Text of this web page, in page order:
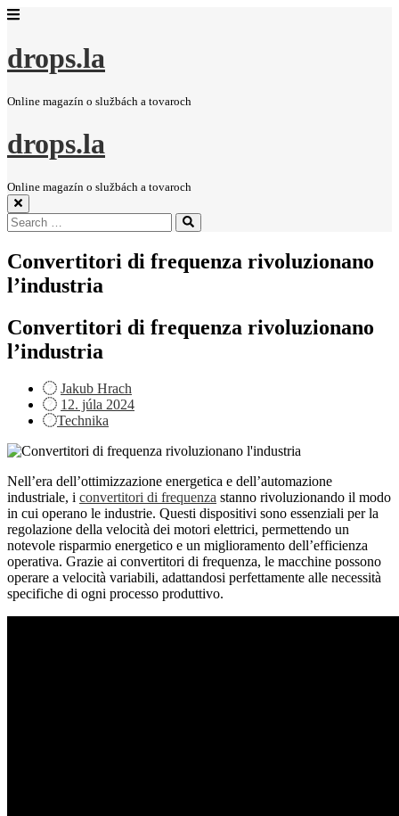
drops.la
Online magazín o službách a tovaroch
drops.la
Online magazín o službách a tovaroch
Search
for:
Search
Convertitori di frequenza rivoluzionano
l’industria
Convertitori di frequenza rivoluzionano
l’industria
Jakub Hrach
Posted
on
12. júla 2024
Technika
Nell’era dell’ottimizzazione energetica e dell’automazione
industriale, i convertitori di frequenza stanno rivoluzionando il modo
in cui operano le industrie. Questi dispositivi sono essenziali per la
regolazione della velocità dei motori elettrici, permettendo un
notevole risparmio energetico e un miglioramento dell’efficienza
operativa. Grazie ai convertitori di frequenza, le macchine possono
operare a velocità variabili, adattandosi perfettamente alle necessità
specifiche di ogni processo produttivo.